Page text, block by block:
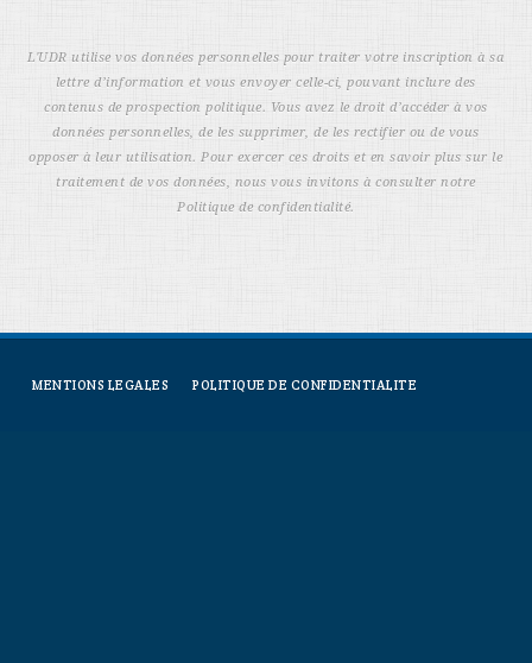
L'UDR utilise vos données personnelles pour traiter votre inscription à sa
lettre d’information et vous envoyer celle-ci, pouvant inclure des
contenus de prospection politique. Vous avez le droit d’accéder à vos
données personnelles, de les supprimer, de les rectifier ou de vous
opposer à leur utilisation. Pour exercer ces droits et en savoir plus sur le
traitement de vos données, nous vous invitons à consulter notre
Politique de confidentialité.
MENTIONS LEGALES POLITIQUE DE CONFIDENTIALITE